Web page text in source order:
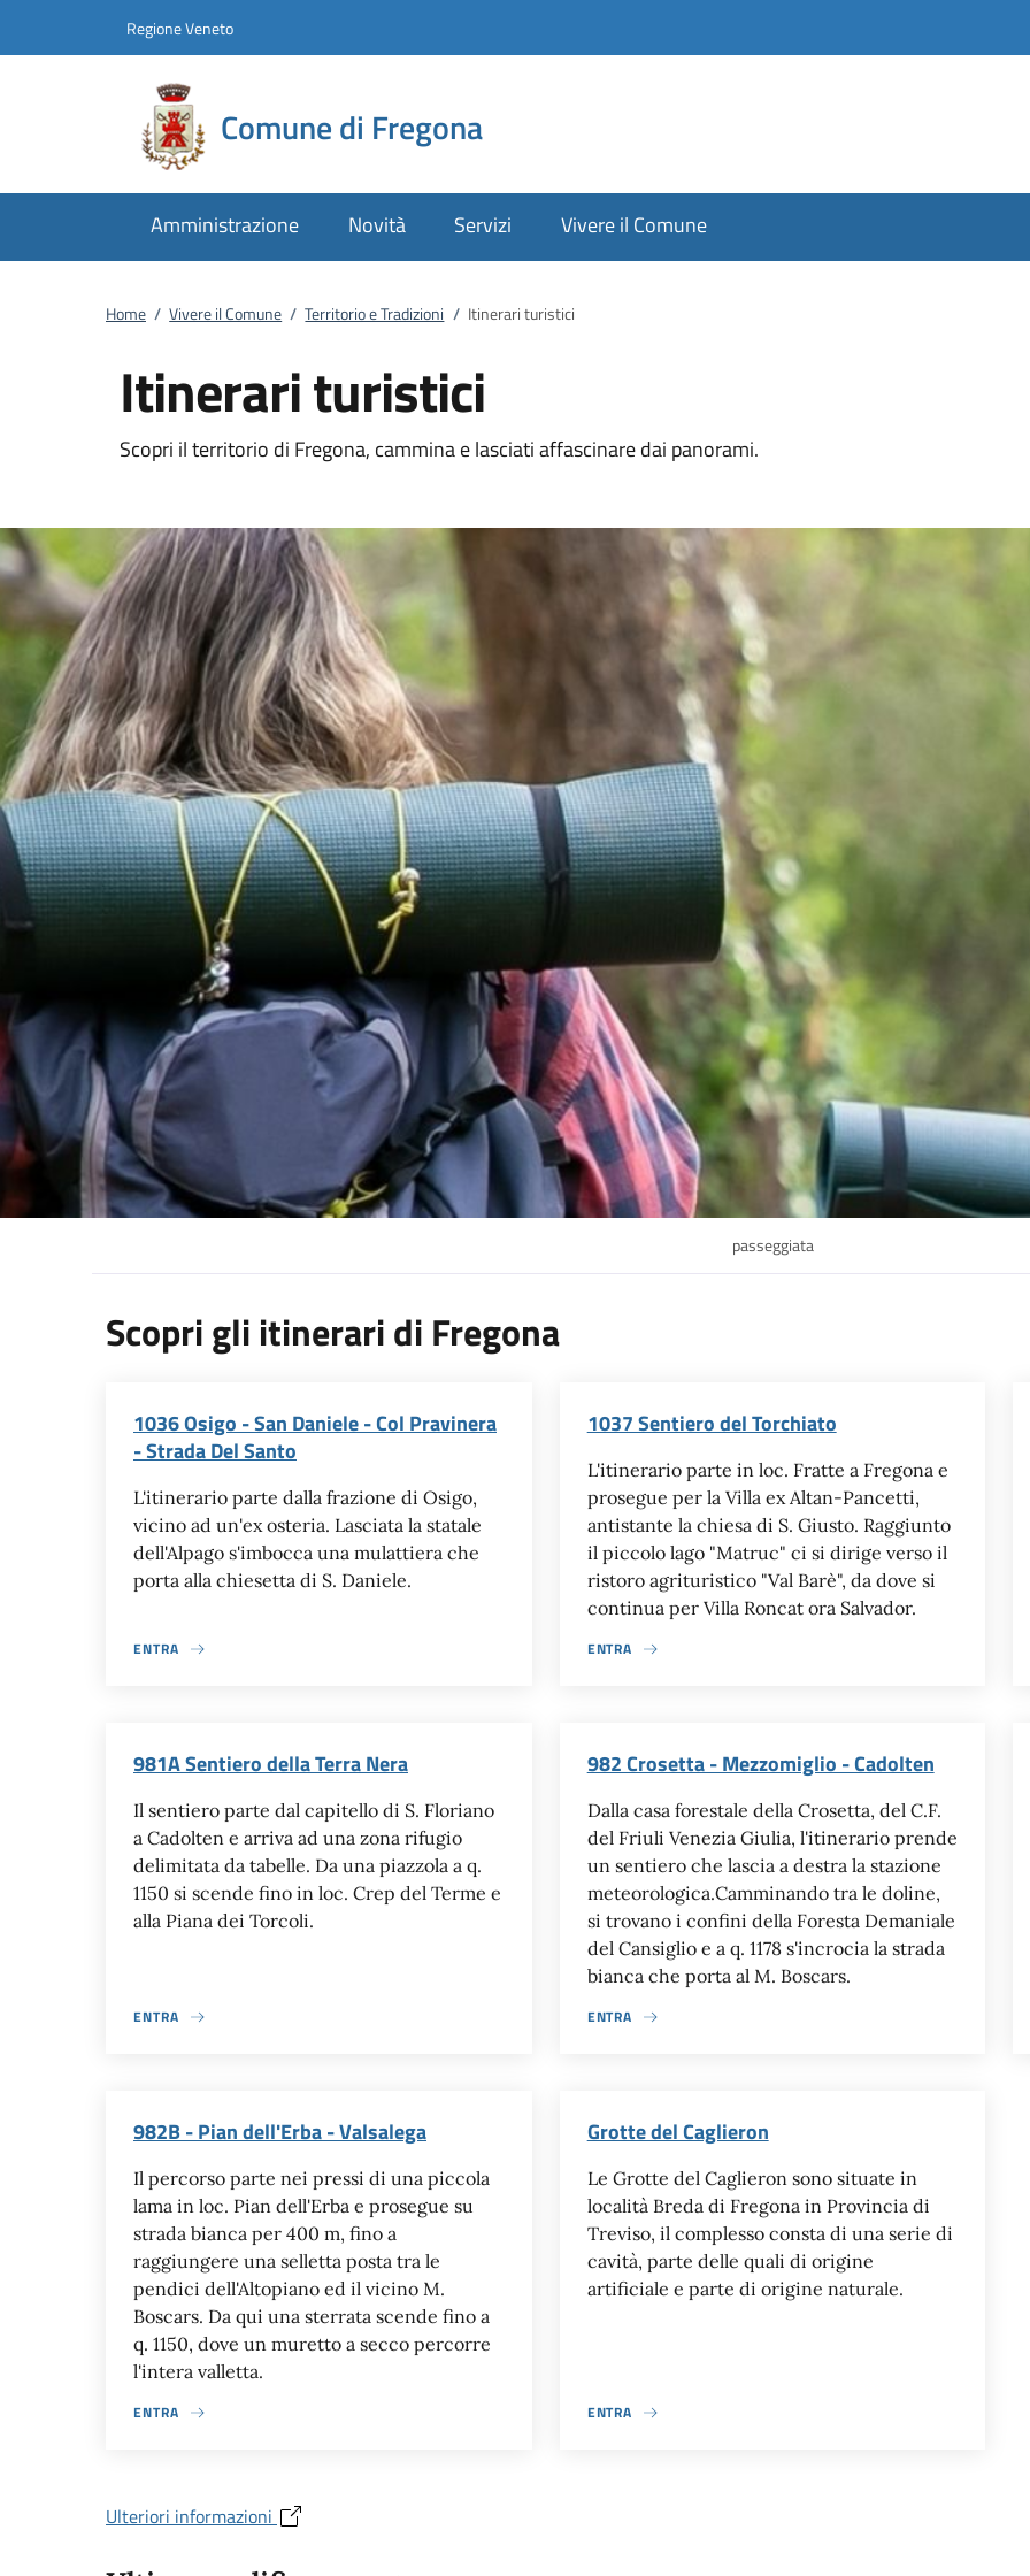
Regione Veneto
Comune di Fregona
Amministrazione Novità Servizi Vivere il Comune
Home / Vivere il Comune / Territorio e Tradizioni / Itinerari turistici
Itinerari turistici
Scopri il territorio di Fregona, cammina e lasciati affascinare dai panorami.
passeggiata
Scopri gli itinerari di Fregona
1036 Osigo - San Daniele - Col Pravinera
- Strada Del Santo
L'itinerario parte dalla frazione di Osigo,
vicino ad un'ex osteria. Lasciata la statale
dell'Alpago s'imbocca una mulattiera che
porta alla chiesetta di S. Daniele.
ENTRA
1037 Sentiero del Torchiato
L'itinerario parte in loc. Fratte a Fregona e
prosegue per la Villa ex Altan-Pancetti,
antistante la chiesa di S. Giusto. Raggiunto
il piccolo lago "Matruc" ci si dirige verso il
ristoro agrituristico "Val Barè", da dove si
continua per Villa Roncat ora Salvador.
ENTRA
981A Sentiero della Terra Nera
Il sentiero parte dal capitello di S. Floriano
a Cadolten e arriva ad una zona rifugio
delimitata da tabelle. Da una piazzola a q.
1150 si scende fino in loc. Crep del Terme e
alla Piana dei Torcoli.
ENTRA
982 Crosetta - Mezzomiglio - Cadolten
Dalla casa forestale della Crosetta, del C.F.
del Friuli Venezia Giulia, l'itinerario prende
un sentiero che lascia a destra la stazione
meteorologica.Camminando tra le doline,
si trovano i confini della Foresta Demaniale
del Cansiglio e a q. 1178 s'incrocia la strada
bianca che porta al M. Boscars.
ENTRA
982B - Pian dell'Erba - Valsalega
Il percorso parte nei pressi di una piccola
lama in loc. Pian dell'Erba e prosegue su
strada bianca per 400 m, fino a
raggiungere una selletta posta tra le
pendici dell'Altopiano ed il vicino M.
Boscars. Da qui una sterrata scende fino a
q. 1150, dove un muretto a secco percorre
l'intera valletta.
ENTRA
Grotte del Caglieron
Le Grotte del Caglieron sono situate in
località Breda di Fregona in Provincia di
Treviso, il complesso consta di una serie di
cavità, parte delle quali di origine
artificiale e parte di origine naturale.
ENTRA
Ulteriori informazioni